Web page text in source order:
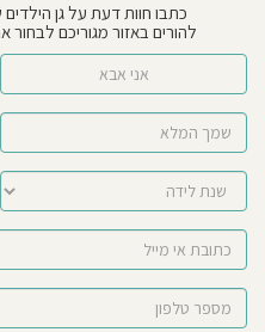
כתבו חוות דעת על גן הילדים
להורים באזור מגוריכם לבחור
אני אבא